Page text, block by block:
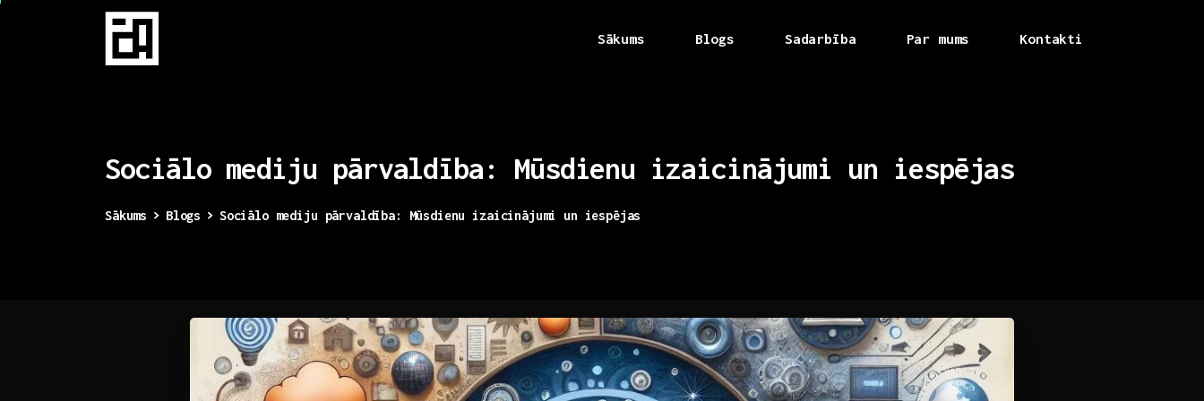
Sākums Blogs Sadarbība Par mums Kontakti
Sociālo mediju pārvaldība: Mūsdienu izaicinājumi un iespējas
Sākums Blogs Sociālo mediju pārvaldība: Mūsdienu izaicinājumi un iespējas